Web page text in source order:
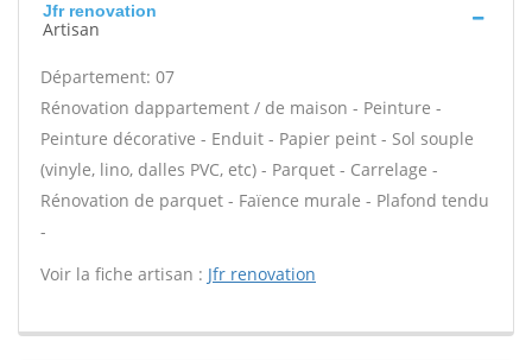
Jfr renovation
Artisan
Département: 07
Rénovation dappartement / de maison - Peinture -
Peinture décorative - Enduit - Papier peint - Sol souple
(vinyle, lino, dalles PVC, etc) - Parquet - Carrelage -
Rénovation de parquet - Faïence murale - Plafond tendu
-
Voir la fiche artisan : Jfr renovation